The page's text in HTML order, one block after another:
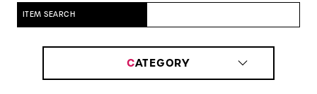
ITEM SEARCH
CATEGORY